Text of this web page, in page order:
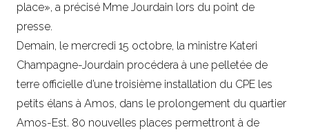
place», a précisé Mme Jourdain lors du point de
presse.
Demain, le mercredi 15 octobre, la ministre Kateri
Champagne-Jourdain procédera à une pelletée de
terre officielle d’une troisième installation du CPE les
petits élans à Amos, dans le prolongement du quartier
Amos-Est. 80 nouvelles places permettront à de